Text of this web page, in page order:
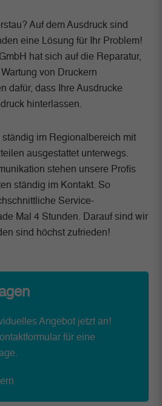
Auf dem Ausdruck sind
eine Lösung für Ihr Problem!
hat sich auf die Reparatur,
von Druckern
dafür, dass Ihre Ausdrucke
hinterlassen.
im Regionalbereich mit
ausgestattet unterwegs.
stehen unsere Profis
ständig im Kontakt. So
Service-
Mal 4 Stunden. Darauf sind wir
sind höchst zufrieden!
Angebot jetzt an!
für eine